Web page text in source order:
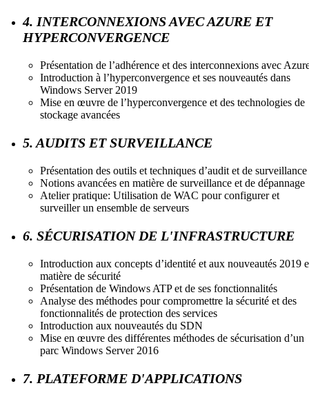
4. INTERCONNEXIONS AVEC AZURE ET
HYPERCONVERGENCE
Présentation de l’adhérence et des interconnexions avec
Introduction à l’hyperconvergence et ses nouveautés dans
Windows Server 2019
Mise en œuvre de l’hyperconvergence et des technologies de
stockage avancées
5. AUDITS ET SURVEILLANCE
Présentation des outils et techniques d’audit et de surveillance
Notions avancées en matière de surveillance et de dépannage
Atelier pratique: Utilisation de WAC pour configurer et
surveiller un ensemble de serveurs
6. SÉCURISATION DE L'INFRASTRUCTURE
Introduction aux concepts d’identité et aux nouveautés 2019
matière de sécurité
Présentation de Windows ATP et de ses fonctionnalités
Analyse des méthodes pour compromettre la sécurité et des
fonctionnalités de protection des services
Introduction aux nouveautés du SDN
Mise en œuvre des différentes méthodes de sécurisation d’un
parc Windows Server 2016
7. PLATEFORME D'APPLICATIONS